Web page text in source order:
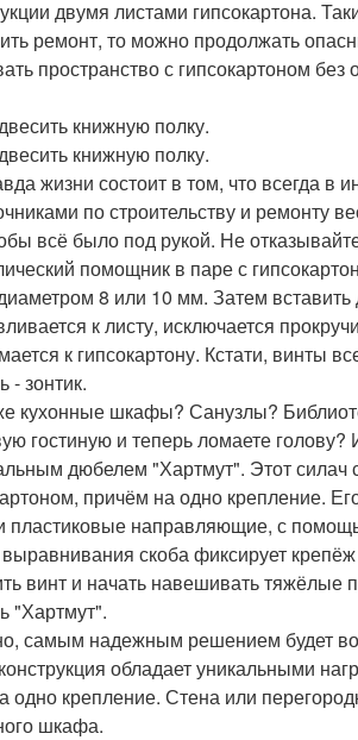
двумя листами гипсокартона.
ремонт, то можно продолжать
пространство с гипсокартоном без
книжную полку.
книжную полку.
жизни состоит в том, что всегда
по строительству и ремонту
всё было под рукой. Не
помощник в паре с
8 или 10 мм. Затем
к листу, исключается
к гипсокартону. Кстати, винты
- зонтик.
кухонные шкафы? Санузлы?
гостиную и теперь ломаете
дюбелем "Хартмут". Этот силач
причём на одно крепление.
пластиковые направляющие, с
скоба фиксирует
винт и начать навешивать тяжёлые
"Хартмут".
самым надежным решением будет
обладает уникальными
одно крепление. Стена или
шкафа.